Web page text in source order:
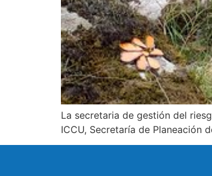
La secretaria de gestión del
ICCU, Secretaría de Planeación